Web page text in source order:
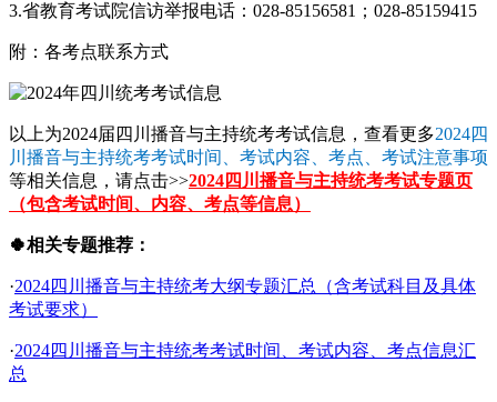
3.省教育考试院信访举报电话：028-85156581；028-85159415
附：各考点联系方式
以上为2024届四川播音与主持统考考试信息，查看更多2024四
川播音与主持统考考试时间、考试内容、考点、考试注意事项
等相关信息，请点击>>2024四川播音与主持统考考试专题页
（包含考试时间、内容、考点等信息）
🍀相关专题推荐：
·2024四川播音与主持统考大纲专题汇总（含考试科目及具体
考试要求）
·2024四川播音与主持统考考试时间、考试内容、考点信息汇
总